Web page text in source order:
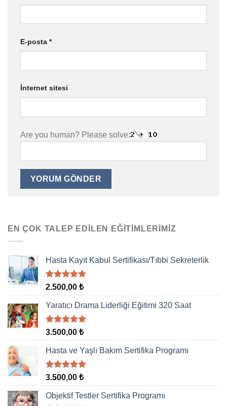
E-posta *
İnternet sitesi
Are you human? Please solve:
EN ÇOK TALEP EDILEN EĞITIMLERIMIZ
Hasta Kayıt Kabul Sertifikası/Tıbbi Sekreterlik
5 üzerinden
aldı
2.500,00 ₺
Yaratıcı Drama Liderliği Eğitimi 320 Saat
5 üzerinden
aldı
3.500,00 ₺
Hasta ve Yaşlı Bakım Sertifika Programı
5 üzerinden
aldı
3.500,00 ₺
Objektif Testler Sertifika Programı